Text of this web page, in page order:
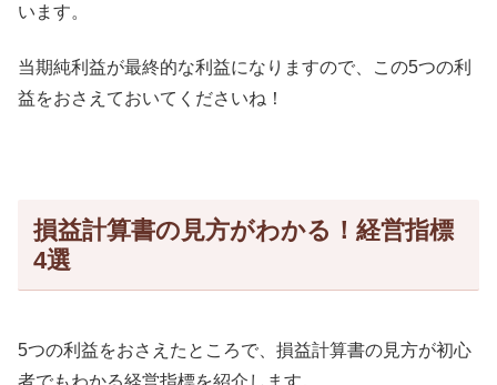
います。
当期純利益が最終的な利益になりますので、この5つの利
益をおさえておいてくださいね！
損益計算書の見方がわかる！経営指標
4選
5つの利益をおさえたところで、損益計算書の見方が初心